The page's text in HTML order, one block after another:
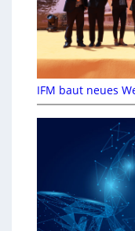
IFM baut neues